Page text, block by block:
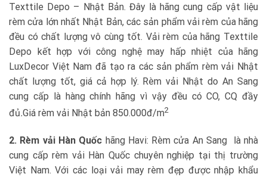
Texttile Depo – Nhật Bản. Đây là hãng cung cấp vật liệu
rèm cửa lớn nhất Nhật Bản, các sản phẩm vải rèm của hãng
đều có chất lượng vô cùng tốt. Vải rèm của hãng Texttile
Depo kết hợp với công nghệ may hấp nhiệt của hãng
LuxDecor Việt Nam đã tạo ra các sản phẩm rèm vải Nhật
chất lượng tốt, giá cả hợp lý. Rèm vải Nhật do An Sang
cung cấp là hàng chính hãng vì vậy đều có CO, CQ đầy
đủ.Giá rèm vải Nhật bản 850.000đ/m2
2. Rèm vải Hàn Quốc hãng Havi: Rèm cửa An Sang là nhà
cung cấp rèm vải Hàn Quốc chuyên nghiệp tại thị trường
Việt Nam. Với các loại vải may rèm đẹp được nhập khẩu